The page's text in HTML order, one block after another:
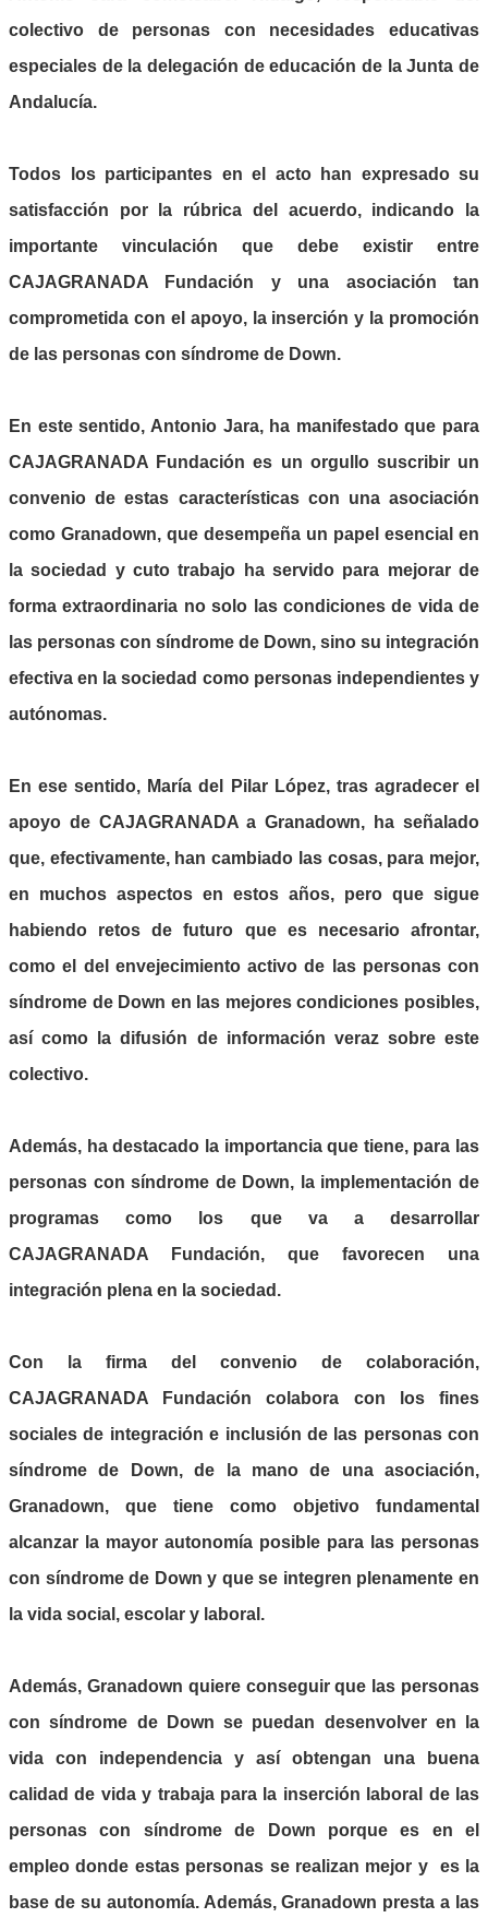
colectivo de personas con necesidades educativas
especiales de la delegación de educación de la Junta de
Andalucía.
Todos los participantes en el acto han expresado su
satisfacción por la rúbrica del acuerdo, indicando la
importante vinculación que debe existir entre
CAJAGRANADA Fundación y una asociación tan
comprometida con el apoyo, la inserción y la promoción
de las personas con síndrome de Down.
En este sentido, Antonio Jara, ha manifestado que para
CAJAGRANADA Fundación es un orgullo suscribir un
convenio de estas características con una asociación
como Granadown, que desempeña un papel esencial en
la sociedad y cuto trabajo ha servido para mejorar de
forma extraordinaria no solo las condiciones de vida de
las personas con síndrome de Down, sino su integración
efectiva en la sociedad como personas independientes y
autónomas.
En ese sentido, María del Pilar López, tras agradecer el
apoyo de CAJAGRANADA a Granadown, ha señalado
que, efectivamente, han cambiado las cosas, para mejor,
en muchos aspectos en estos años, pero que sigue
habiendo retos de futuro que es necesario afrontar,
como el del envejecimiento activo de las personas con
síndrome de Down en las mejores condiciones posibles,
así como la difusión de información veraz sobre este
colectivo.
Además, ha destacado la importancia que tiene, para las
personas con síndrome de Down, la implementación de
programas como los que va a desarrollar
CAJAGRANADA Fundación, que favorecen una
integración plena en la sociedad.
Con la firma del convenio de colaboración,
CAJAGRANADA Fundación colabora con los fines
sociales de integración e inclusión de las personas con
síndrome de Down, de la mano de una asociación,
Granadown, que tiene como objetivo fundamental
alcanzar la mayor autonomía posible para las personas
con síndrome de Down y que se integren plenamente en
la vida social, escolar y laboral.
Además, Granadown quiere conseguir que las personas
con síndrome de Down se puedan desenvolver en la
vida con independencia y así obtengan una buena
calidad de vida y trabaja para la inserción laboral de las
personas con síndrome de Down porque es en el
empleo donde estas personas se realizan mejor y es la
base de su autonomía. Además, Granadown presta a las